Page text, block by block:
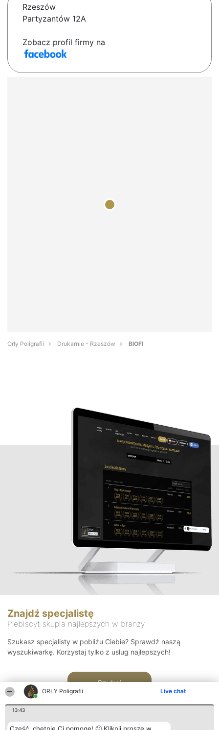
ORŁY Poligrafii Live chat
13:43
Rzeszów
Partyzantów 12A
Zobacz profil firmy na
Orły Poligrafii Drukarnie - Rzeszów BIOFI
Znajdź specjalistę
Plebiscyt skupia najlepszych w branży
Szukasz specjalisty w pobliżu Ciebie? Sprawdź naszą
wyszukiwarkę. Korzystaj tylko z usług najlepszych!
Szukaj